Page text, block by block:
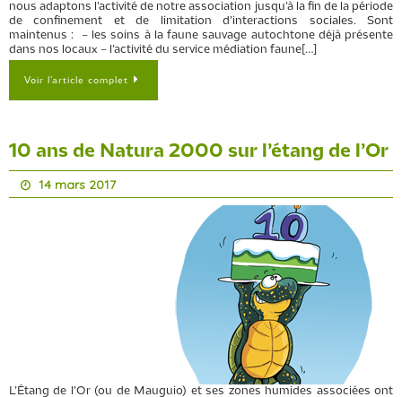
nous adaptons l’activité de notre association jusqu’à la fin de la période
de confinement et de limitation d’interactions sociales. Sont
maintenus : – les soins à la faune sauvage autochtone déjà présente
dans nos locaux – l’activité du service médiation faune[…]
Voir l’article complet
10 ans de Natura 2000 sur l’étang de l’Or
14 mars 2017
L’Étang de l’Or (ou de Mauguio) et ses zones humides associées ont